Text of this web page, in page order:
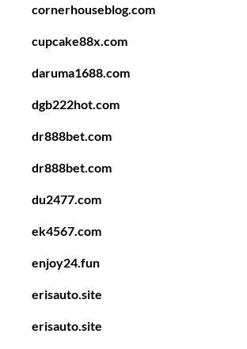
cornerhouseblog.com
cupcake88x.com
daruma1688.com
dgb222hot.com
dr888bet.com
dr888bet.com
du2477.com
ek4567.com
enjoy24.fun
erisauto.site
erisauto.site